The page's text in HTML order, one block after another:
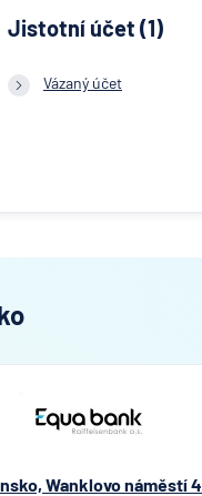
Jistotní účet (1)
Vázaný účet
Wanklovo náměstí 4